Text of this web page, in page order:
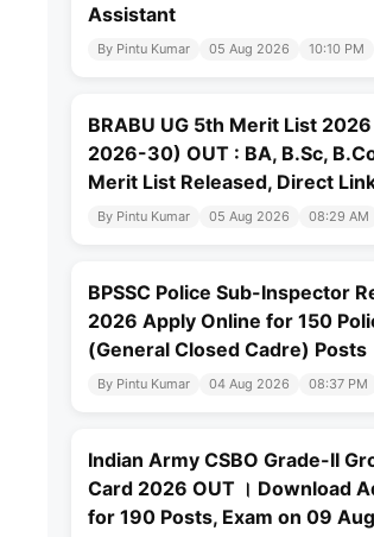
Assistant
By Pintu Kumar 05 Aug 2026 10:10 PM
BRABU UG 5th Merit List
2026-30) OUT : BA, B.Sc,
Merit List Released, Direct
By Pintu Kumar 05 Aug 2026 08:29 AM
BPSSC Police Sub-Inspector
2026 Apply Online for 150
(General Closed Cadre) Posts
By Pintu Kumar 04 Aug 2026 08:37 PM
Indian Army CSBO Grade-II
Card 2026 OUT । Download
for 190 Posts, Exam on 09